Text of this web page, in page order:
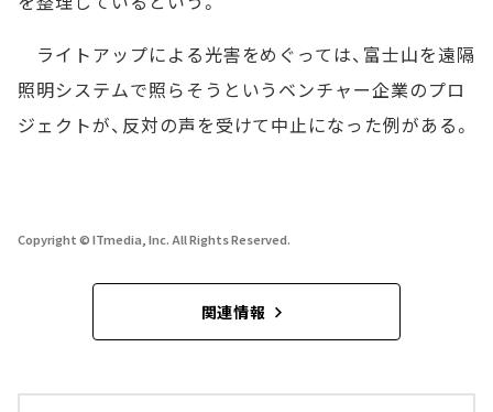
ライトアップによる光害をめぐっては、富士山を遠隔
照明システムで照らそうというベンチャー企業のプロ
ジェクトが、反対の声を受けて中止になった例がある。
Copyright © ITmedia, Inc. All Rights Reserved.
関連情報